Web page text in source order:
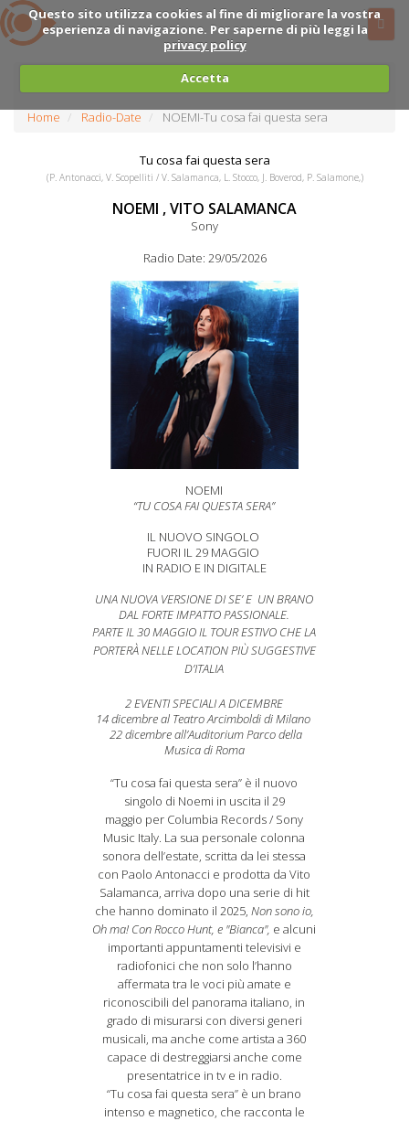
Questo sito utilizza cookies al fine di migliorare la vostra
esperienza di navigazione. Per saperne di più leggi la
privacy policy
Accetta
Home Radio-Date NOEMI-Tu cosa fai questa sera
Tu cosa fai questa sera
(P. Antonacci, V. Scopelliti / V. Salamanca, L. Stocco, J. Boverod, P. Salamone,)
NOEMI , VITO SALAMANCA
Sony
Radio Date: 29/05/2026
NOEMI
“TU COSA FAI QUESTA SERA”
IL NUOVO SINGOLO
FUORI IL 29 MAGGIO
IN RADIO E IN DIGITALE
UNA NUOVA VERSIONE DI SE’ E UN BRANO
DAL FORTE IMPATTO PASSIONALE.
PARTE IL 30 MAGGIO IL TOUR ESTIVO CHE LA
PORTERÀ NELLE LOCATION PIÙ SUGGESTIVE
D’ITALIA
2 EVENTI SPECIALI A DICEMBRE
14 dicembre al Teatro Arcimboldi di Milano
22 dicembre all’Auditorium Parco della
Musica di Roma
“Tu cosa fai questa sera” è il nuovo
singolo di Noemi in uscita il 29
maggio per Columbia Records / Sony
Music Italy. La sua personale colonna
sonora dell’estate, scritta da lei stessa
con Paolo Antonacci e prodotta da Vito
Salamanca, arriva dopo una serie di hit
che hanno dominato il 2025, Non sono io,
Oh ma! Con Rocco Hunt, e "Bianca", e alcuni
importanti appuntamenti televisivi e
radiofonici che non solo l’hanno
affermata tra le voci più amate e
riconoscibili del panorama italiano, in
grado di misurarsi con diversi generi
musicali, ma anche come artista a 360
capace di destreggiarsi anche come
presentatrice in tv e in radio.
“Tu cosa fai questa sera” è un brano
intenso e magnetico, che racconta le